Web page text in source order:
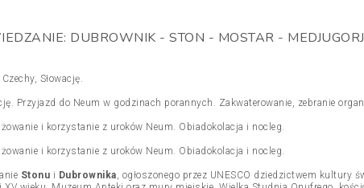
DUBROWNIK - STON - MOSTAR -
Słowację.
Przyjazd do Neum w godzinach porannych. Zakwaterowanie, zebranie
i korzystanie z uroków Neum. Obiadokolacja i nocleg.
i korzystanie z uroków Neum. Obiadokolacja i nocleg.
Stonu i Dubrownika, ogłoszonego przez UNESCO dziedzictwem kultury